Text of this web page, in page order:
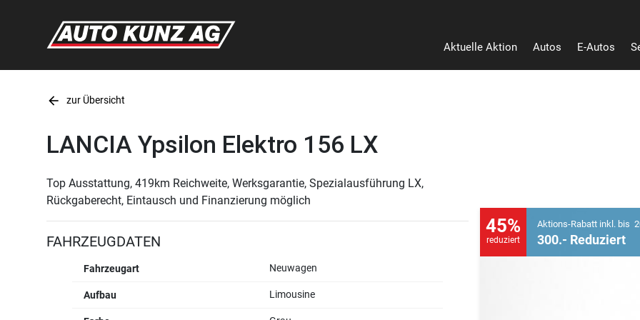
Aktuelle Aktion Autos E-Autos
arrow_back zur Übersicht
LANCIA Ypsilon Elektro 156 LX
Top Ausstattung, 419km Reichweite, Werksgarantie, Spezialausführung LX,
Rückgaberecht, Eintausch und Finanzierung möglich
FAHRZEUGDATEN
Fahrzeugart Neuwagen
Aufbau Limousine
45%
reduziert
Aktions-Rabatt inkl. bis
300.- Reduziert